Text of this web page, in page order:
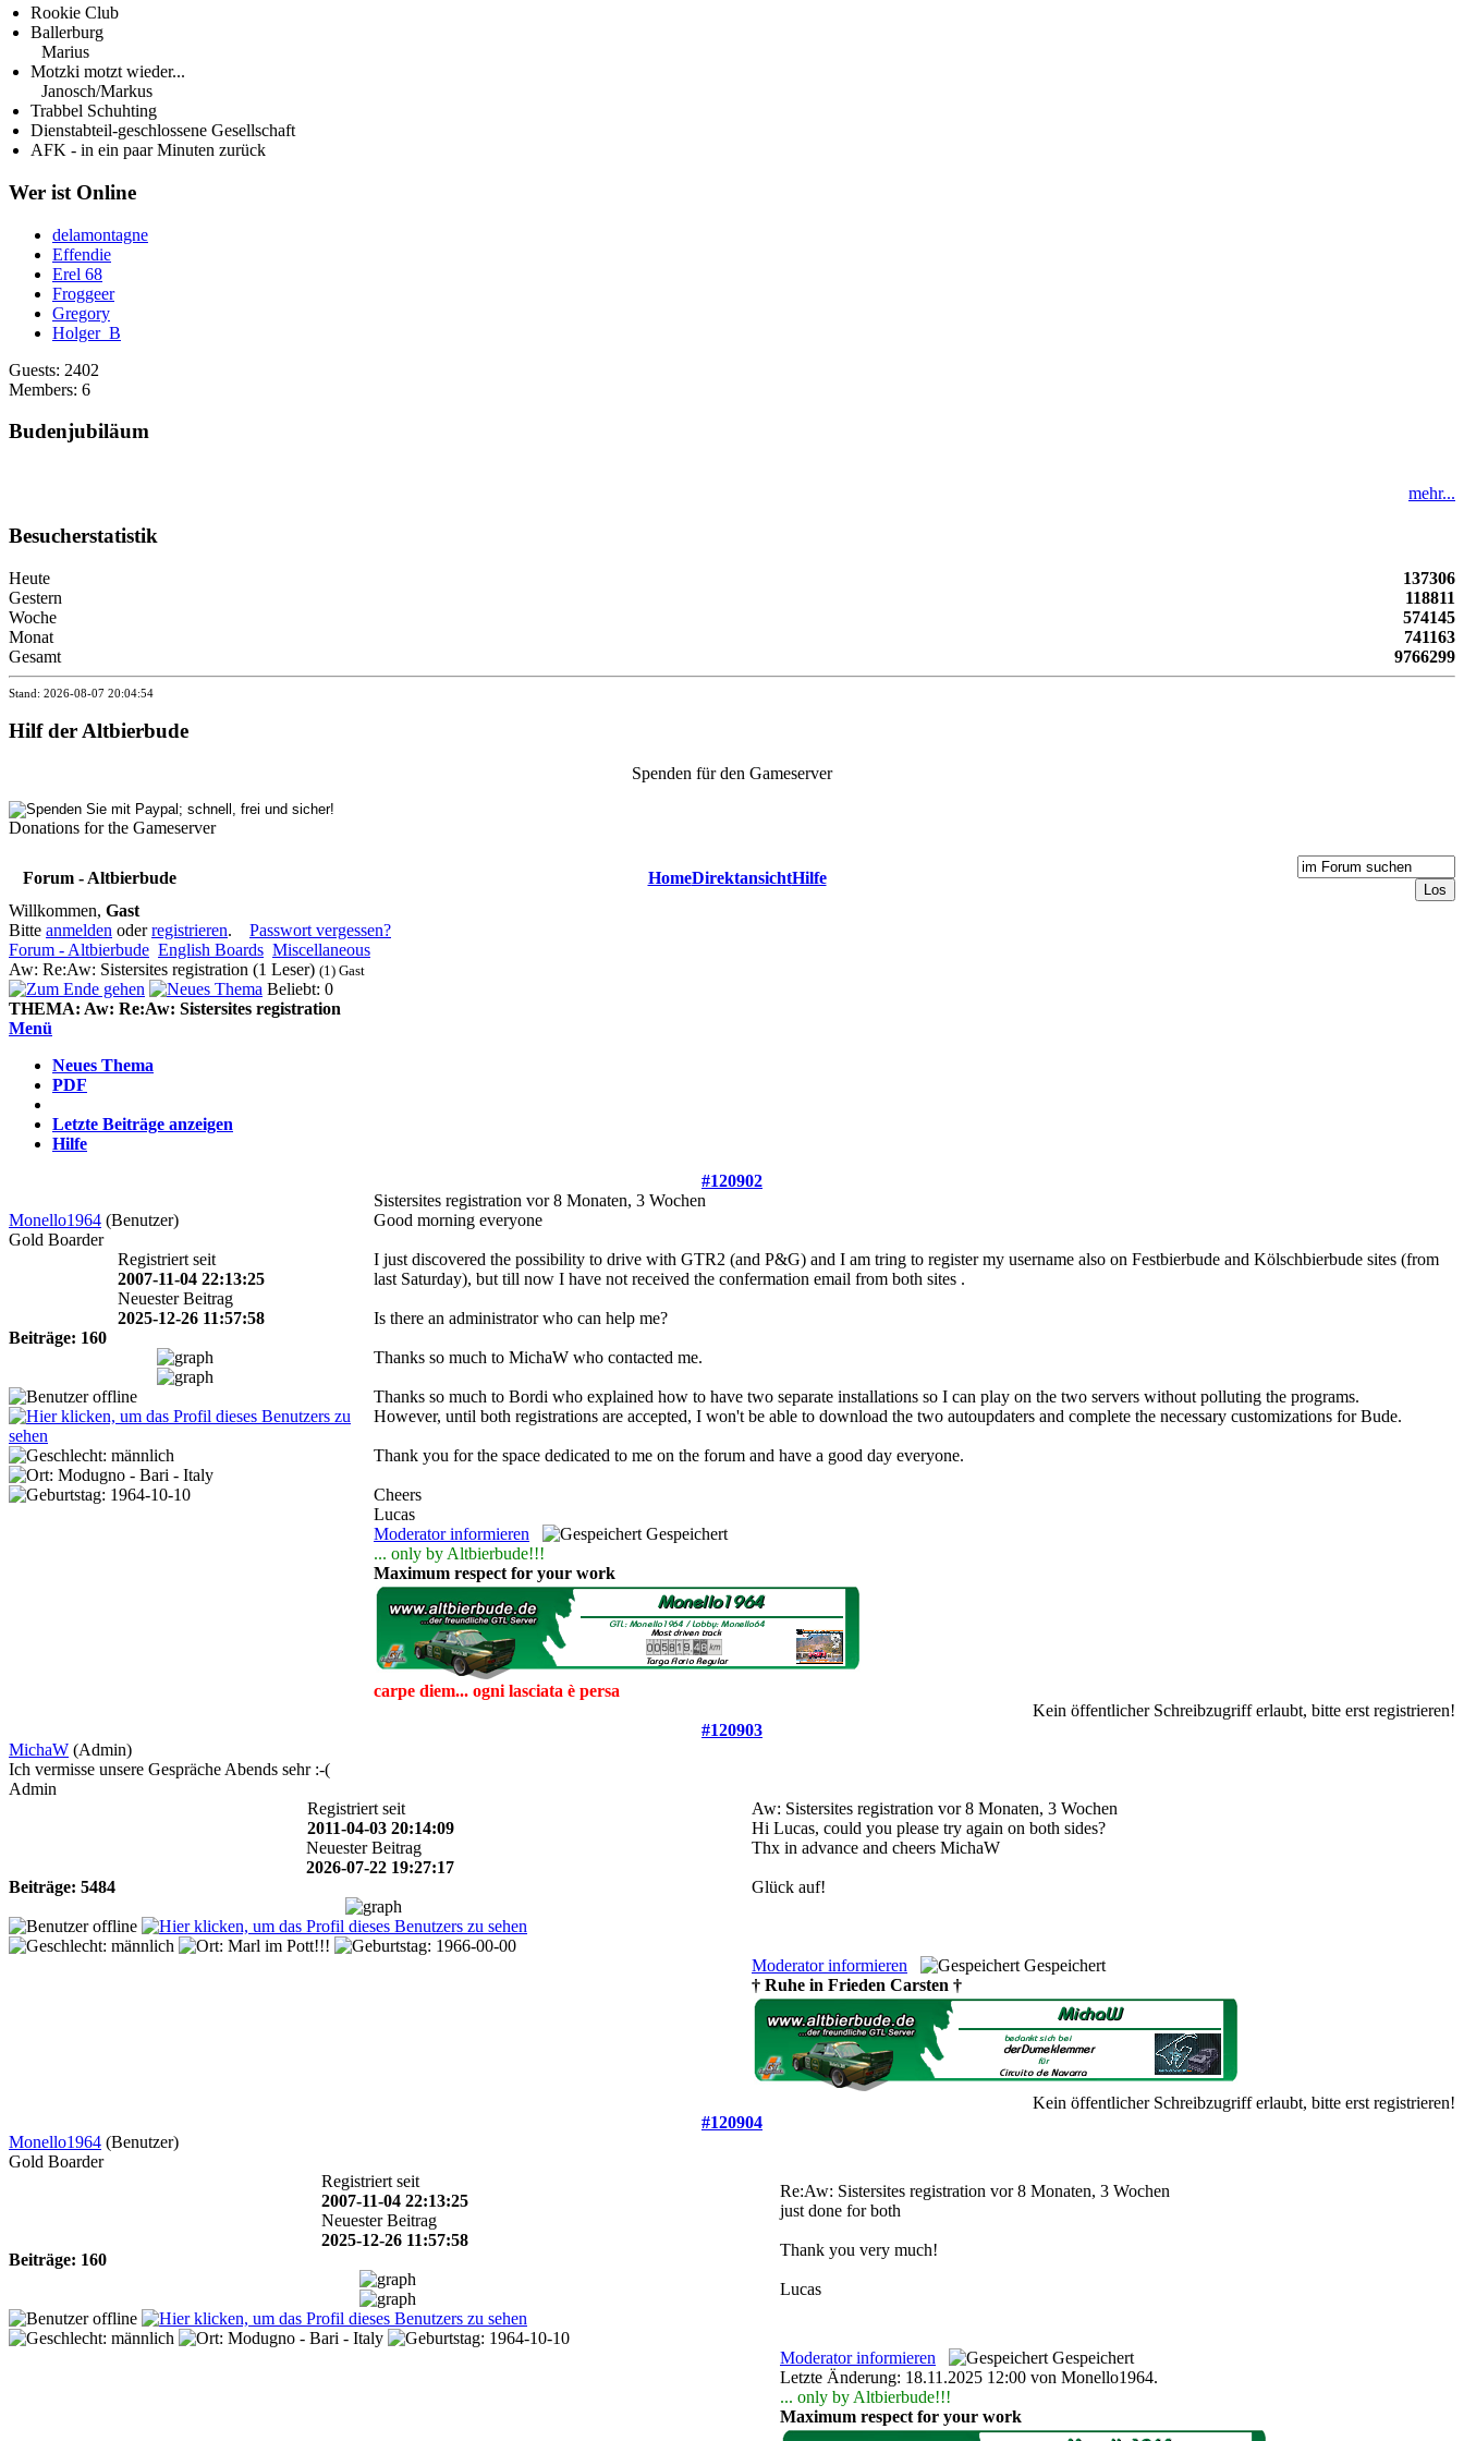
Rookie Club
Ballerburg
Marius
Motzki motzt wieder...
Janosch/Markus
Trabbel Schuhting
Dienstabteil-geschlossene Gesellschaft
AFK - in ein paar Minuten zurück
Wer ist Online
delamontagne
Effendie
Erel 68
Froggeer
Gregory
Holger_B
Guests: 2402
Members: 6
Budenjubiläum
mehr...
Besucherstatistik
Heute
137306
Gestern
118811
Woche
574145
Monat
741163
Gesamt
9766299
Stand: 2026-08-07 20:04:54
Hilf der Altbierbude
Spenden für den Gameserver
Donations for the Gameserver
Forum - Altbierbude HomeDirektansichtHilfe
Willkommen, Gast
Bitte anmelden oderregistrieren. Passwort vergessen?
Forum - Altbierbude English Boards Miscellaneous
Aw: Re:Aw: Sistersites registration (1 Leser) (1) Gast
Beliebt: 0
THEMA: Aw: Re:Aw: Sistersites registration
Menü
Neues Thema
PDF
Letzte Beiträge anzeigen
Hilfe
#120902
Monello1964 (Benutzer)
Gold Boarder
Registriert seit
2007-11-04 22:13:25
Neuester Beitrag
2025-12-26 11:57:58
Beiträge: 160
Sistersites registration vor 8 Monaten, 3 Wochen
Good morning everyone
I just discovered the possibility to drive with GTR2 (and P&G) and I am tring to register my username also on Festbierbude and Kölschbierbude sites (from
last Saturday), but till now I have not received the confermation email from both sites .
Is there an administrator who can help me?
Thanks so much to MichaW who contacted me.
Thanks so much to Bordi who explained how to have two separate installations so I can play on the two servers without polluting the programs.
However, until both registrations are accepted, I won't be able to download the two autoupdaters and complete the necessary customizations for Bude.
Thank you for the space dedicated to me on the forum and have a good day everyone.
Cheers
Lucas
Moderator informieren
Gespeichert
... only by Altbierbude!!!
Maximum respect for your work
carpe diem... ogni lasciata è persa
Kein öffentlicher Schreibzugriff erlaubt, bitte erst registrieren!
#120903
MichaW (Admin)
Ich vermisse unsere Gespräche Abends sehr :-(
Admin
Registriert seit
2011-04-03 20:14:09
Neuester Beitrag
2026-07-22 19:27:17
Beiträge: 5484
Aw: Sistersites registration vor 8 Monaten, 3 Wochen
Hi Lucas, could you please try again on both sides?
Thx in advance and cheers MichaW
Glück auf!
Moderator informieren
Gespeichert
† Ruhe in Frieden Carsten †
Kein öffentlicher Schreibzugriff erlaubt, bitte erst registrieren!
#120904
Monello1964 (Benutzer)
Gold Boarder
Registriert seit
2007-11-04 22:13:25
Neuester Beitrag
2025-12-26 11:57:58
Beiträge: 160
Re:Aw: Sistersites registration vor 8 Monaten, 3 Wochen
just done for both
Thank you very much!
Lucas
Moderator informieren
Gespeichert
Letzte Änderung: 18.11.2025 12:00 von Monello1964.
... only by Altbierbude!!!
Maximum respect for your work